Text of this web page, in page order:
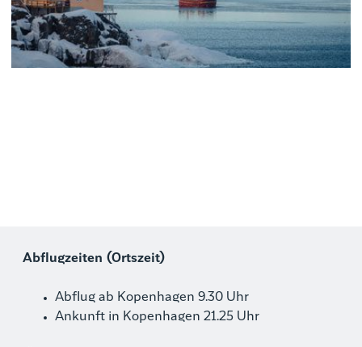
Abflugzeiten (Ortszeit)
Abflug ab Kopenhagen 9.30 Uhr
Ankunft in Kopenhagen 21.25 Uhr